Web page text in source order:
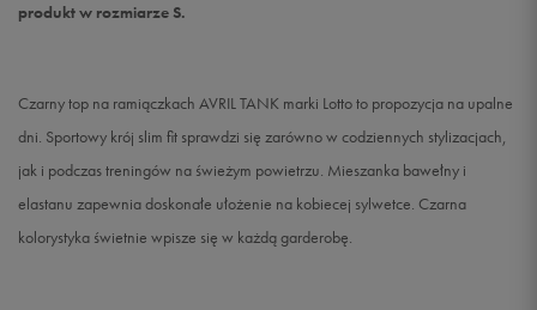
produkt w rozmiarze S.
Czarny top na ramiączkach AVRIL TANK marki Lotto to propozycja na upalne
dni. Sportowy krój slim fit sprawdzi się zarówno w codziennych stylizacjach,
jak i podczas treningów na świeżym powietrzu. Mieszanka bawełny i
elastanu zapewnia doskonałe ułożenie na kobiecej sylwetce. Czarna
kolorystyka świetnie wpisze się w każdą garderobę.